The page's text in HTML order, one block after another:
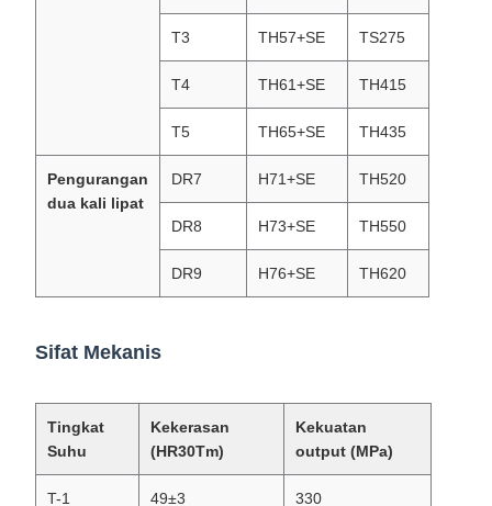
T3 TH57+SE TS275
T4 TH61+SE TH415
T5 TH65+SE TH435
Pengurangan
dua kali lipat
DR7 H71+SE TH520
DR8 H73+SE TH550
DR9 H76+SE TH620
Sifat Mekanis
Tingkat
Suhu
Kekerasan
(HR30Tm)
Kekuatan
output (MPa)
T-1 49±3 330